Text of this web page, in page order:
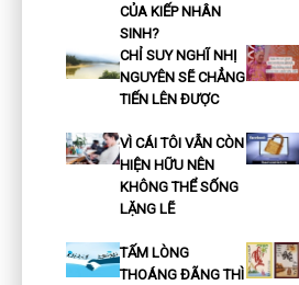
CỦA KIẾP NHÂN
SINH?
CHỈ SUY NGHĨ NHỊ
NGUYÊN SẼ CHẲNG
TIẾN LÊN ĐƯỢC
VÌ CÁI TÔI VẪN CÒN
HIỆN HỮU NÊN
KHÔNG THỂ SỐNG
LẶNG LẼ
TẤM LÒNG
THOÁNG ĐÃNG THÌ